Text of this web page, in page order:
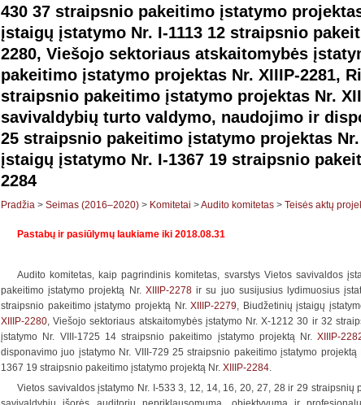
430 37 straipsnio pakeitimo įstatymo
įstaigų įstatymo Nr. I-1113 12 straipsnio
2280, Viešojo sektoriaus atskaitomybės
pakeitimo įstatymo projektas Nr. XIIIP-2281,
straipsnio pakeitimo įstatymo projektas Nr.
savivaldybių turto valdymo, naudojimo ir
25 straipsnio pakeitimo įstatymo projektas
įstaigų įstatymo Nr. I-1367 19 straipsnio
2284
Pradžia > Seimas (2016–2020) > Komitetai >Audito komitetas > Teisės aktų
Pastabų ir pasiūlymų laukiame iki 2018.08.31
Audito komitetas, kaip pagrindinis komitetas, svarstys Vietos savivaldos
pakeitimo įstatymo projektą Nr. XIIIP-2278ir su juo susijusius lydimuosius
straipsnio pakeitimo įstatymo projektą Nr.XIIIP-2279, Biudžetinių įstaigų
XIIIP-2280, Viešojo sektoriaus atskaitomybės įstatymo Nr. X-1212 30 ir 32
įstatymo Nr. VIII-1725 14 straipsnio pakeitimo įstatymo projektą Nr.XIIIP-
disponavimo juo įstatymo Nr. VIII-729 25 straipsnio pakeitimo įstatymo projektą
1367 19 straipsnio pakeitimo įstatymo projektą Nr. XIIIP-2284.
Vietos savivaldos įstatymo Nr. I-533 3, 12, 14, 16, 20, 27, 28 ir 29 straipsnių